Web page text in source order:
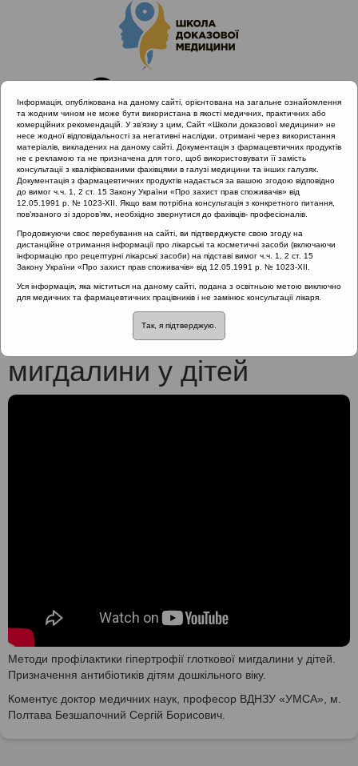
Головна
Проведені заходи
Діагностика та лікування тонзилітів з позицій Icpc-2 (Полтава
18.10.19)
Методи профілактики гіпертрофії глоткової мигдалини у
дітей
Методи профілактики
гіпертрофії глоткової
мигдалини у дітей
Методи профілактики гіпертрофії глоткової мигдалини у дітей.
Призначення антибіотиків дітям дошкільного віку.
Коментує доктор медичних наук, професор ВДНЗУ «УМСА», м.
Полтава Безшапочний Сергій Борисович.
Інформація, опублікована на даному сайті, орієнтована на загальне ознайомлення
та жодним чином не може бути використана в якості медичних, практичних або
комерційних рекомендацій. У зв’язку з цим, Сайт «Школи доказової медицини» не
несе жодної відповідальності за негативні наслідки, отримані через використання
матеріалів, викладених на даному сайті. Документація з фармацевтичних продуктів
не є рекламою та не призначена для того, щоб використовувати її замість
консультації з кваліфікованими фахівцями в галузі медицини та інших галузях.
Документація з фармацевтичних продуктів надається за вашою згодою відповідно
до вимог ч.ч. 1, 2 ст. 15 Закону України «Про захист прав споживачів» від
12.05.1991 р. № 1023-XII. Якщо вам потрібна консультація з конкретного питання,
пов’язаного зі здоров’ям, необхідно звернутися до фахівців- професіоналів.
Продовжуючи своє перебування на сайті, ви підтверджуєте свою згоду на
дистанційне отримання інформації про лікарські та косметичні засоби (включаючи
інформацію про рецептурні лікарські засоби) на підставі вимог ч.ч. 1, 2 ст. 15
Закону України «Про захист прав споживачів» від 12.05.1991 р. № 1023-XII.
Уся інформація, яка міститься на даному сайті, подана з освітньою метою виключно
для медичних та фармацевтичних працівників і не замінює консультації лікаря.
Так, я підтверджую.